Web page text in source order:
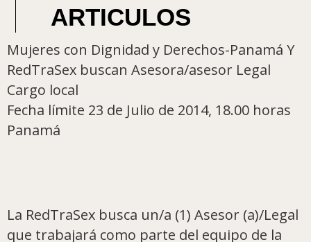
ARTICULOS
Mujeres con Dignidad y Derechos-Panamá Y
RedTraSex buscan Asesora/asesor Legal
Cargo local
Fecha límite 23 de Julio de 2014, 18.00 horas
Panamá
La RedTraSex busca un/a (1) Asesor (a)/Legal
que trabajará como parte del equipo de la